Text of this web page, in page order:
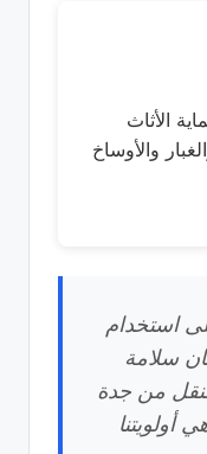
الأثاث
والأوساخ
استخدام
سلامة
النقل من جدة
أولويتنا